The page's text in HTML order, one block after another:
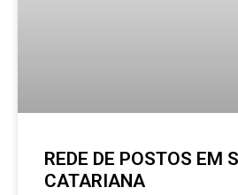
REDE DE POSTOS EM
CATARIANA